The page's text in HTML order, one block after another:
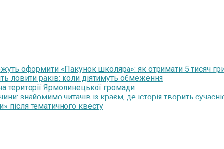
оформити «Пакунок школяра»: як отримати 5 тисяч
ловити раків: коли діятимуть обмеження
території Ярмолинецької громади
знайомимо читачів із краєм, де історія творить
після тематичного квесту